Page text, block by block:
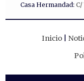
Casa Hermandad: C/
Inicio